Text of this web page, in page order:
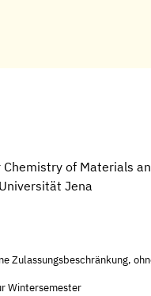
Chemistry of Materials
Jena
Zulassungsbeschränkung,
Wintersemester